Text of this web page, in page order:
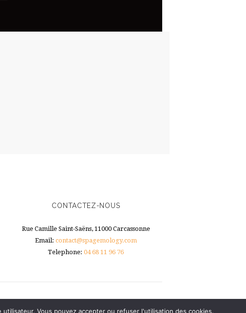
Vous pouvez accepter ou refuser l'utilisation des cookies.
CONTACTEZ-NOUS
Rue Camille Saint-Saëns, 11000 Carcassonne
Email: contact@spagemology.com
Telephone:04 68 11 96 76